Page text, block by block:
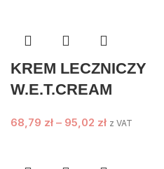
KREM LECZNICZY
W.E.T.CREAM
68,79 zł – 95,02 zł z VAT